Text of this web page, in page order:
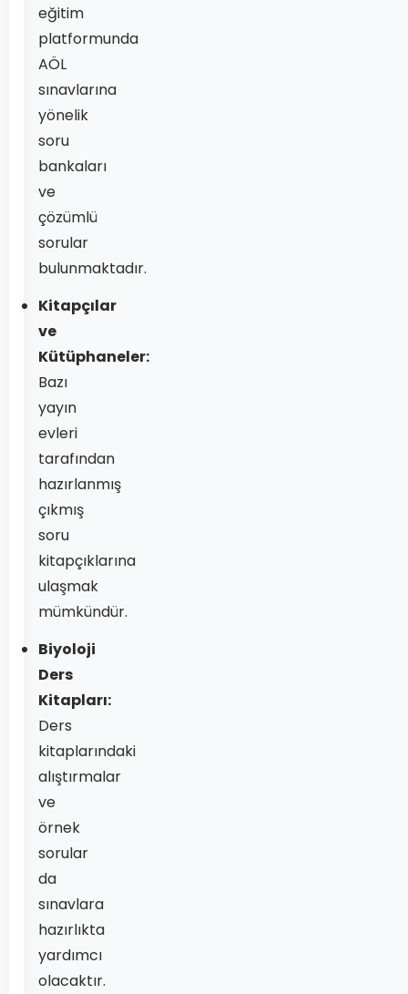
eğitim
platformunda
AÖL
sınavlarına
yönelik
soru
bankaları
ve
çözümlü
sorular
bulunmaktadır.
Kitapçılar
ve
Kütüphaneler:
Bazı
yayın
evleri
tarafından
hazırlanmış
çıkmış
soru
kitapçıklarına
ulaşmak
mümkündür.
Biyoloji
Ders
Kitapları:
Ders
kitaplarındaki
alıştırmalar
ve
örnek
sorular
da
sınavlara
hazırlıkta
yardımcı
olacaktır.